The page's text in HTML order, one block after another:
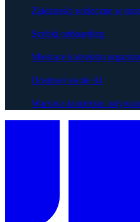
Zależności widoczne w
Szybki onboarding
Miesiące kontekstu
Dostosuj swoje AI
Warstwa kontekstu